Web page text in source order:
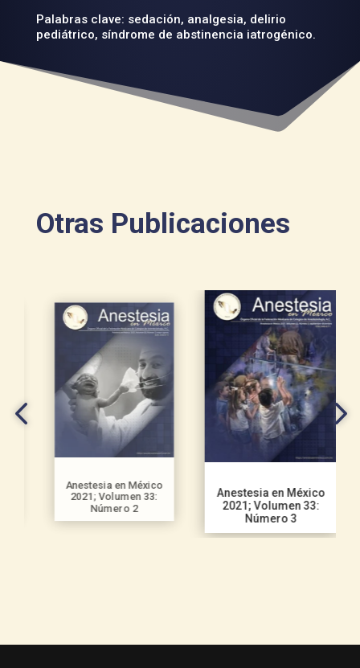
Palabras clave: sedación, analgesia, delirio
pediátrico, síndrome de abstinencia iatrogénico.
Otras Publicaciones
Anestesia en México
2021; Volumen 33:
Número 2
Anestesia en México
2021; Volumen 33:
Número 3